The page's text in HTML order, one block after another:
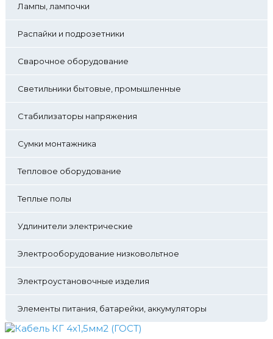
Лампы, лампочки
Распайки и подрозетники
Сварочное оборудование
Светильники бытовые, промышленные
Стабилизаторы напряжения
Сумки монтажника
Тепловое оборудование
Теплые полы
Удлинители электрические
Электрооборудование низковольтное
Электроустановочные изделия
Элементы питания, батарейки, аккумуляторы